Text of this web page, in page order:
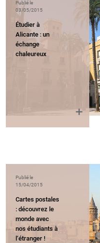
Publié le
03/05/2015
Étudier à
Alicante : un
échange
chaleureux
Publié le
15/04/2015
Cartes postales
: découvrez le
monde avec
nos étudiants à
l‘étranger !